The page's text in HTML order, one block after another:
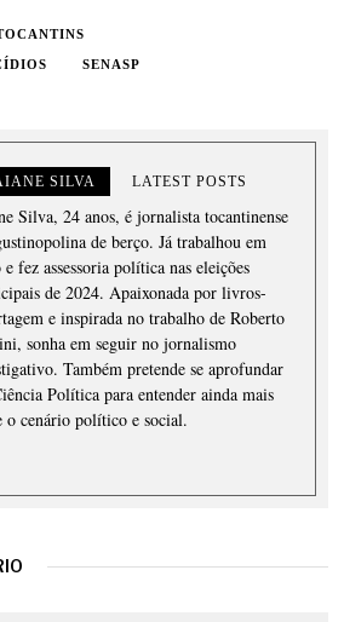
SENASP
SILVA LATEST POSTS
Silva, 24 anos, é jornalista tocantinense
de berço. Já trabalhou em
fez assessoria política nas eleições
de 2024. Apaixonada por livros-
e inspirada no trabalho de Roberto
sonha em seguir no jornalismo
Também pretende se aprofundar
Política para entender ainda mais
o cenário político e social.